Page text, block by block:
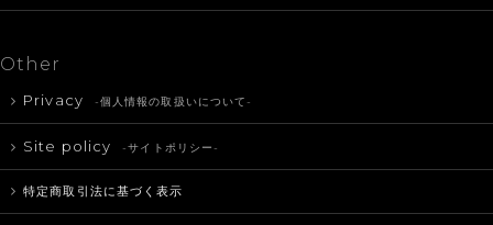
Other
Privacy -個人情報の取扱いについて-
Site policy -サイトポリシー-
特定商取引法に基づく表示